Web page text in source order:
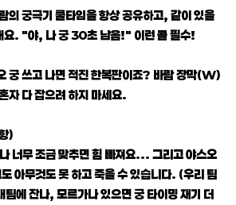
의 궁극기 쿨타임을 항상 공유하고, 같이 있을
요. "야, 나 궁 30초 남음!" 이런 콜 필수!
궁 쓰고 나면 적진 한복판이죠? 바람 장막(W)
자 다 잡으려 하지 마세요.
)
너무 조금 맞추면 힘 빠져요... 그리고 야스오
아무것도 못 하고 죽을 수 있습니다. (우리 팀
에 잔나, 모르가나 있으면 궁 타이밍 재기 더